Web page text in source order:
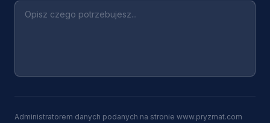
Administratorem danych podanych na stronie www.pryzmat.com